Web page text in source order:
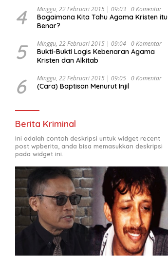
4 Minggu, 22 Februari 2015 | 09:03 0 Komentar
Bagaimana Kita Tahu Agama Kristen itu
Benar?
5 Minggu, 22 Februari 2015 | 09:04 0 Komentar
Bukti-Bukti Logis Kebenaran Agama
Kristen dan Alkitab
6 Minggu, 22 Februari 2015 | 09:05 0 Komentar
(Cara) Baptisan Menurut Injil
Berita Kriminal
Ini adalah contoh deskripsi untuk widget recent
post wpberita, anda bisa memasukkan deskripsi
pada widget ini.